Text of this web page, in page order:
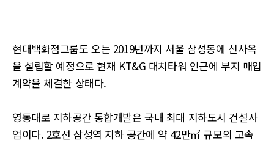
현대백화점그룹도 오는 2019년까지 서울 삼성동에 신사옥
을 설립할 예정으로 현재 KT&G 대치타워 인근에 부지 매입
계약을 체결한 상태다.
영동대로 지하공간 통합개발은 국내 최대 지하도시 건설사
업이다. 2호선 삼성역 지하 공간에 약 42만㎡ 규모의 고속